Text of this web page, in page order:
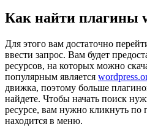
Как найти плагины
Для этого вам достаточно
ввести запрос. Вам будет
ресурсов, на которых можно
популярным является
движка, поэтому больше
найдете. Чтобы начать поиск
ресурсе, вам нужно кликнуть по
находится в меню.